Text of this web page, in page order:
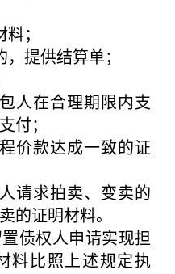
；
提供结算单；
在合理期限内支
付；
款达成一致的证
求拍卖、变卖的
的证明材料。
债权人申请实现担
料比照上述规定执